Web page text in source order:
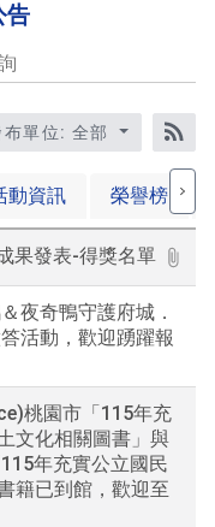
告
入
關
字
後
下
布單位: 全部
動資訊 榮譽榜
果發表-得獎名單
夜奇鴨守護府城．
活動，歡迎踴躍報
桃園市「115年充
文化相關圖書」與
年充實公立國民
籍已到館，歡迎至